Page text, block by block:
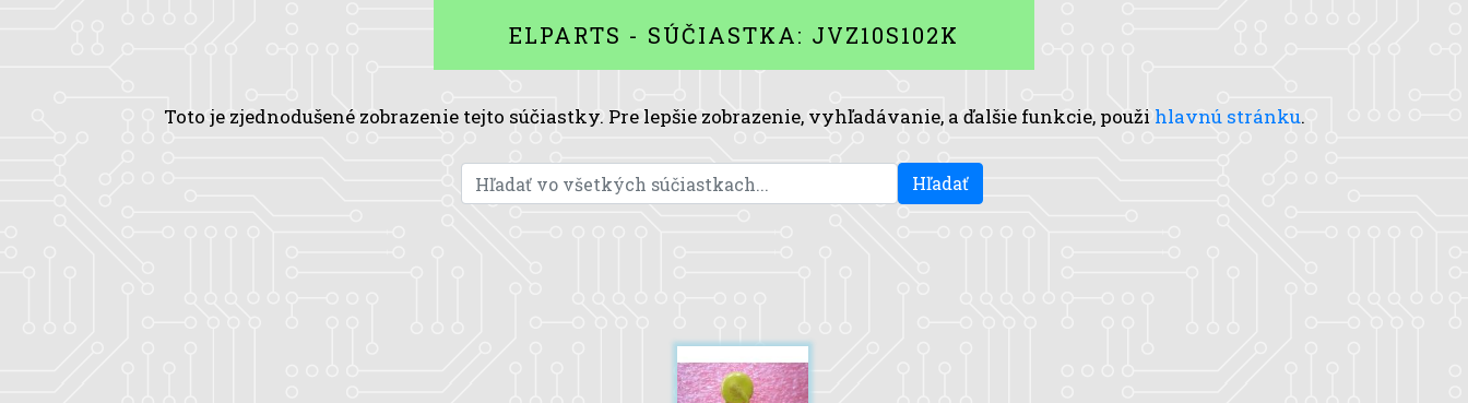
ELPARTS - SÚČIASTKA: JVZ10S102K
Toto je zjednodušené zobrazenie tejto súčiastky. Pre lepšie zobrazenie, vyhľadávanie, a ďalšie funkcie, použi hlavnú stránku.
Hľadať